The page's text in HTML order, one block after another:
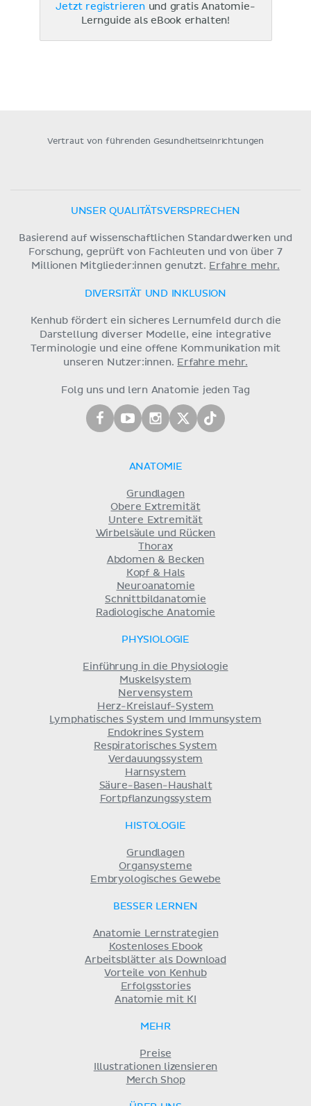
Jetzt registrieren und gratis Anatomie-
Lernguide als eBook erhalten!
Vertraut von führenden Gesundheitseinrichtungen
UNSER QUALITÄTSVERSPRECHEN
Basierend auf wissenschaftlichen Standardwerken und
Forschung, geprüft von Fachleuten und von über 7
Millionen Mitglieder:innen genutzt. Erfahre mehr.
DIVERSITÄT UND INKLUSION
Kenhub fördert ein sicheres Lernumfeld durch die
Darstellung diverser Modelle, eine integrative
Terminologie und eine offene Kommunikation mit
unseren Nutzer:innen. Erfahre mehr.
Folg uns und lern Anatomie jeden Tag
ANATOMIE
Grundlagen
Obere Extremität
Untere Extremität
Wirbelsäule und Rücken
Thorax
Abdomen & Becken
Kopf & Hals
Neuroanatomie
Schnittbildanatomie
Radiologische Anatomie
PHYSIOLOGIE
Einführung in die Physiologie
Muskelsystem
Nervensystem
Herz-Kreislauf-System
Lymphatisches System und Immunsystem
Endokrines System
Respiratorisches System
Verdauungssystem
Harnsystem
Säure-Basen-Haushalt
Fortpflanzungssystem
HISTOLOGIE
Grundlagen
Organsysteme
Embryologisches Gewebe
BESSER LERNEN
Anatomie Lernstrategien
Kostenloses Ebook
Arbeitsblätter als Download
Vorteile von Kenhub
Erfolgsstories
Anatomie mit KI
MEHR
Preise
Illustrationen lizensieren
Merch Shop